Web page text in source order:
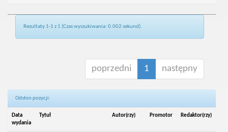
Rezultaty 1-1 z 1 (Czas wyszukiwania: 0.002 sekund).
poprzedni 1 następny
Odsłon pozycji:
Data
wydania
Tytuł Autor(rzy) Promotor Redaktor(rzy)